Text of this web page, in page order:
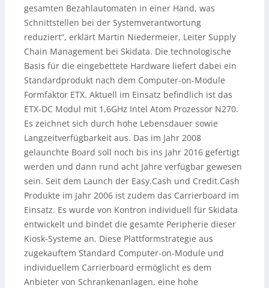
gesamten Bezahlautomaten in einer Hand, was
Schnittstellen bei der Systemverantwortung
reduziert“, erklärt Martin Niedermeier, Leiter Supply
Chain Management bei Skidata. Die technologische
Basis für die eingebettete Hardware liefert dabei ein
Standardprodukt nach dem Computer-on-Module
Formfaktor ETX. Aktuell im Einsatz befindlich ist das
ETX-DC Modul mit 1,6GHz Intel Atom Prozessor N270.
Es zeichnet sich durch hohe Lebensdauer sowie
Langzeitverfügbarkeit aus. Das im Jahr 2008
gelaunchte Board soll noch bis ins Jahr 2016 gefertigt
werden und dann rund acht Jahre verfügbar gewesen
sein. Seit dem Launch der Easy.Cash und Credit.Cash
Produkte im Jahr 2006 ist zudem das Carrierboard im
Einsatz. Es wurde von Kontron individuell für Skidata
entwickelt und bindet die gesamte Peripherie dieser
Kiosk-Systeme an. Diese Plattformstrategie aus
zugekauftem Standard Computer-on-Module und
individuellem Carrierboard ermöglicht es dem
Anbieter von Schrankenanlagen, eine hohe